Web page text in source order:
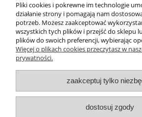
Sklep internetowy:
Dział handlowy
Dział handlowy:
Dane firmy:
Pliki cookies i pokrewne im technologie
działanie strony i pomagają nam
potrzeb. Możesz zaakceptować
wszystkich tych plików i przejść do sklepu
plików do swoich preferencji, wybierając
Więcej o plikach cookies przeczytasz w
prywatności.
zaakceptuj tylko
dostosuj zgody